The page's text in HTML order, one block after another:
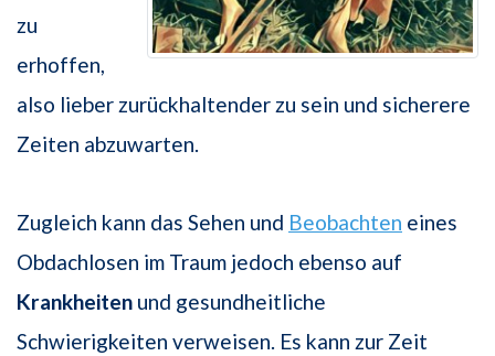
zu
erhoffen,
also lieber zurückhaltender zu sein und sicherere
Zeiten abzuwarten.
Zugleich kann das Sehen und Beobachten eines
Obdachlosen im Traum jedoch ebenso auf
Krankheiten und gesundheitliche
Schwierigkeiten verweisen. Es kann zur Zeit